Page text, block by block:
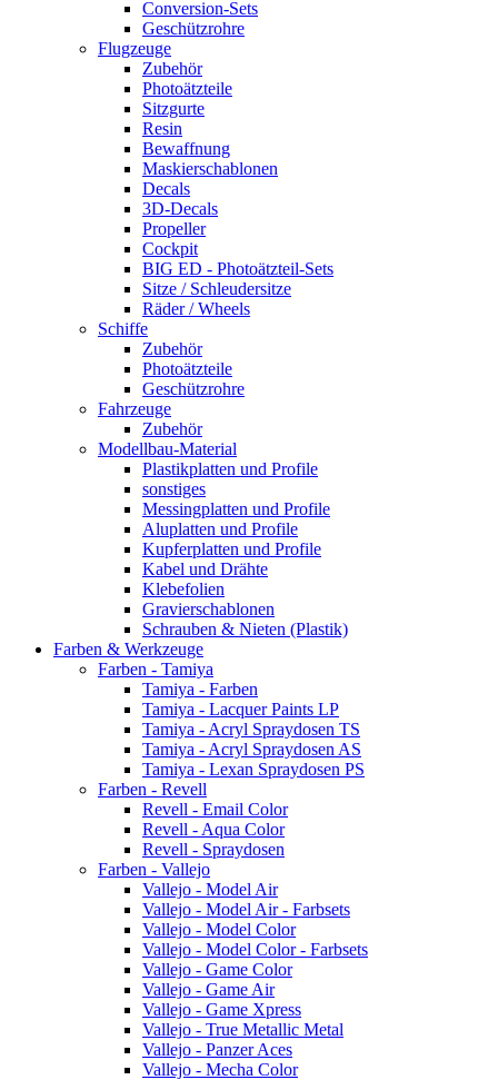
Conversion-Sets
Geschützrohre
Flugzeuge
Zubehör
Photoätzteile
Sitzgurte
Resin
Bewaffnung
Maskierschablonen
Decals
3D-Decals
Propeller
Cockpit
BIG ED - Photoätzteil-Sets
Sitze / Schleudersitze
Räder / Wheels
Schiffe
Zubehör
Photoätzteile
Geschützrohre
Fahrzeuge
Zubehör
Modellbau-Material
Plastikplatten und Profile
sonstiges
Messingplatten und Profile
Aluplatten und Profile
Kupferplatten und Profile
Kabel und Drähte
Klebefolien
Gravierschablonen
Schrauben & Nieten (Plastik)
Farben & Werkzeuge
Farben - Tamiya
Tamiya - Farben
Tamiya - Lacquer Paints LP
Tamiya - Acryl Spraydosen TS
Tamiya - Acryl Spraydosen AS
Tamiya - Lexan Spraydosen PS
Farben - Revell
Revell - Email Color
Revell - Aqua Color
Revell - Spraydosen
Farben - Vallejo
Vallejo - Model Air
Vallejo - Model Air - Farbsets
Vallejo - Model Color
Vallejo - Model Color - Farbsets
Vallejo - Game Color
Vallejo - Game Air
Vallejo - Game Xpress
Vallejo - True Metallic Metal
Vallejo - Panzer Aces
Vallejo - Mecha Color